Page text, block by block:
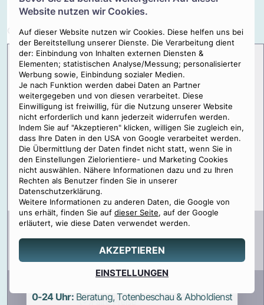
Website nutzen wir Cookies.
Auf dieser Website nutzen wir Cookies. Diese helfen uns bei
der Bereitstellung unserer Dienste. Die Verarbeitung dient
der: Einbindung von Inhalten externen Diensten &
Elementen; statistischen Analyse/Messung; personalisierter
Werbung sowie, Einbindung sozialer Medien.
Je nach Funktion werden dabei Daten an Partner
weitergegeben und von diesen verarbeitet. Diese
Einwilligung ist freiwillig, für die Nutzung unserer Website
nicht erforderlich und kann jederzeit widerrufen werden.
Indem Sie auf "Akzeptieren" klicken, willigen Sie zugleich ein,
dass Ihre Daten in den USA von Google verarbeitet werden.
Die Übermittlung der Daten findet nicht statt, wenn Sie in
den Einstellungen Zielorientiere- und Marketing Cookies
nicht auswählen. Nähere Informationen dazu und zu Ihren
Rechten als Benutzer finden Sie in unserer
Datenschutzerklärung.
Weitere Informationen zu anderen Daten, die Google von
uns erhält, finden Sie auf dieser Seite, auf der Google
erläutert, wie diese Daten verwendet werden.
AKZEPTIEREN
EINSTELLUNGEN
0800 88 44 04
erstellen
0-24 Uhr:Beratung, Totenbeschau & Abholdienst
Donaubestattung kostenlos
planen
Ermitteln Sie die Kosten für eine
Donaubestattung in wenigen Schritten.
0-24 Uhr: Beratung, Totenbeschau & Abholdienst
Bestattung planen
Vorsorge planen
☎ 01 358 76 40
Basierend auf 1633 Bewertungen
Faire Preise